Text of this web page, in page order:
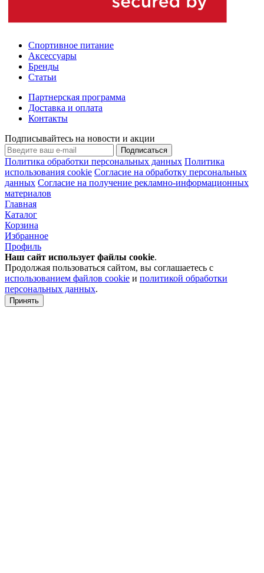
Спортивное питание
Аксессуары
Бренды
Статьи
Партнерская программа
Доставка и оплата
Контакты
Подписывайтесь на новости и акции
Подписаться
Политика обработки персональных данных Политика
использования cookie Согласие на обработку персональных
данных Согласие на получение рекламно-информационных
материалов
Главная
Каталог
Корзина
Избранное
Профиль
Наш сайт использует файлы cookie.
Продолжая пользоваться сайтом, вы соглашаетесь с
использованием файлов cookie и политикой обработки
персональных данных.
Принять